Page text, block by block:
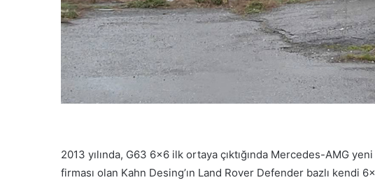
2013 yılında, G63 6×6 ilk ortaya çıktığında Mercedes-AMG
firması olan Kahn Desing’ın Land Rover Defender bazlı kendi